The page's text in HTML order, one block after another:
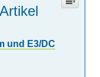
und E3/DC